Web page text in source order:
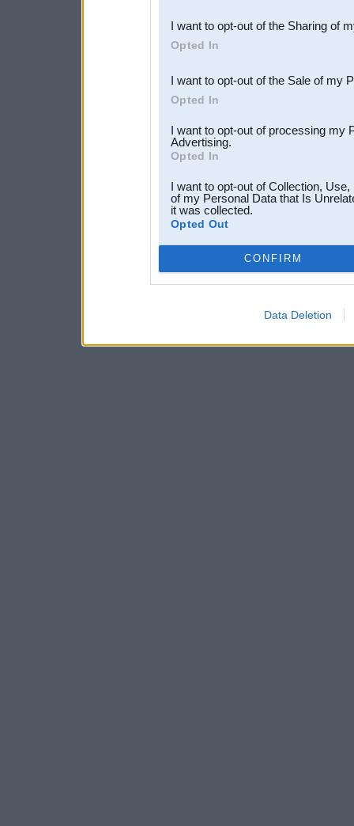
Downstream Participants
third parties.
I want to opt-out of the Sharing of
Opted In
I want to opt-out of the Sale of my
Opted In
I want to opt-out of processing my
Advertising.
Opted In
I want to opt-out of Collection,
of my Personal Data that Is
it was collected.
Opted Out
CONFIRM
Data Deletion